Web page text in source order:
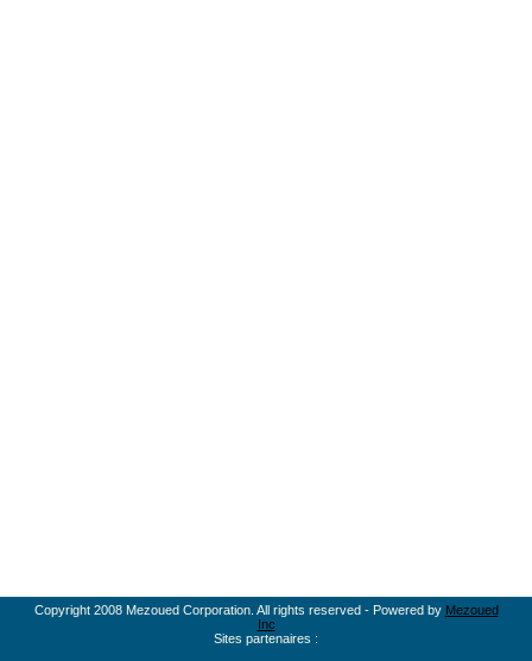
Copyright 2008 Mezoued Corporation. All rights reserved - Powered by Mezoued
Inc
Sites partenaires :